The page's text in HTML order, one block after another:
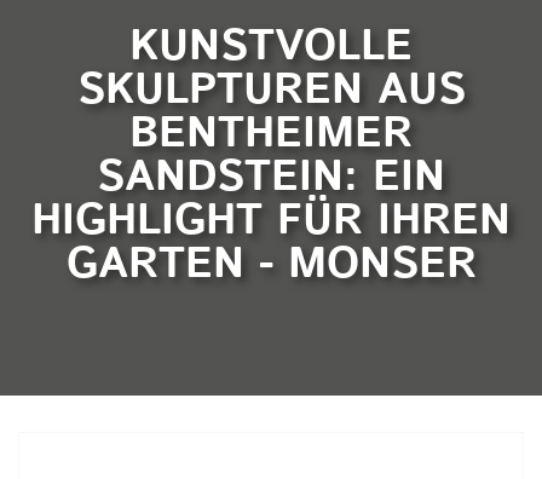
KUNSTVOLLE
SKULPTUREN AUS
BENTHEIMER
SANDSTEIN: EIN
HIGHLIGHT FÜR IHREN
GARTEN - MONSER